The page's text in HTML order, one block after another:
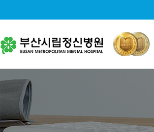
051-312-2288